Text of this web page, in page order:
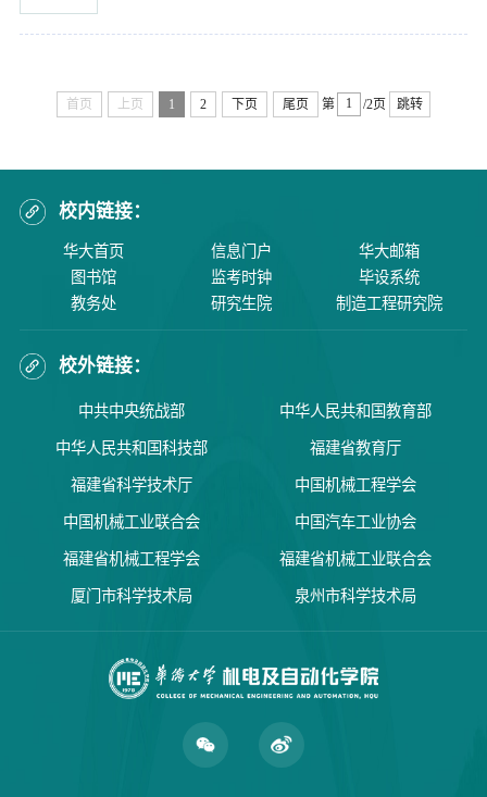
首页 上页 1 2 下页 尾页 第 /2页 跳转
校内链接：
华大首页 信息门户
华大邮箱
图书馆
监考时钟
毕设系统
教务处
研究生院 制造工程研究院
校外链接：
中共中央统战部 中华人民共和国教育部
中华人民共和国科技部 福建省教育厅
福建省科学技术厅 中国机械工程学会
中国机械工业联合会 中国汽车工业协会
福建省机械工程学会 福建省机械工业联合会
厦门市科学技术局 泉州市科学技术局